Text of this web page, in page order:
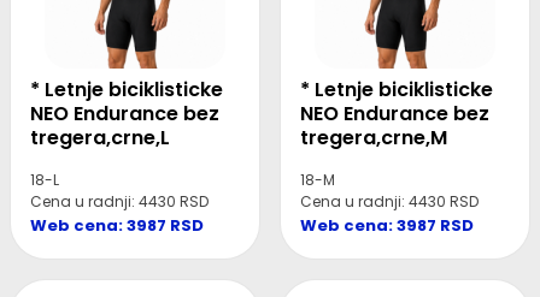
* Letnje biciklisticke
NEO Endurance bez
tregera,crne,L
18-L
Cena u radnji: 4430 RSD
Web cena: 3987 RSD
* Letnje biciklisticke
NEO Endurance bez
tregera,crne,M
18-M
Cena u radnji: 4430 RSD
Web cena: 3987 RSD